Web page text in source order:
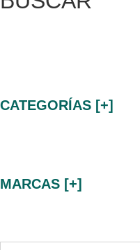
CATEGORÍAS [+]
MARCAS [+]